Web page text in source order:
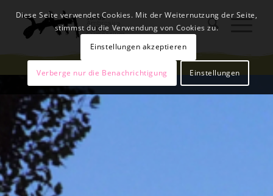
Diese Seite verwendet Cookies. Mit der Weiternutzung der Seite,
stimmst du die Verwendung von Cookies zu.
Einstellungen akzeptieren
Verberge nur die Benachrichtigung Einstellungen